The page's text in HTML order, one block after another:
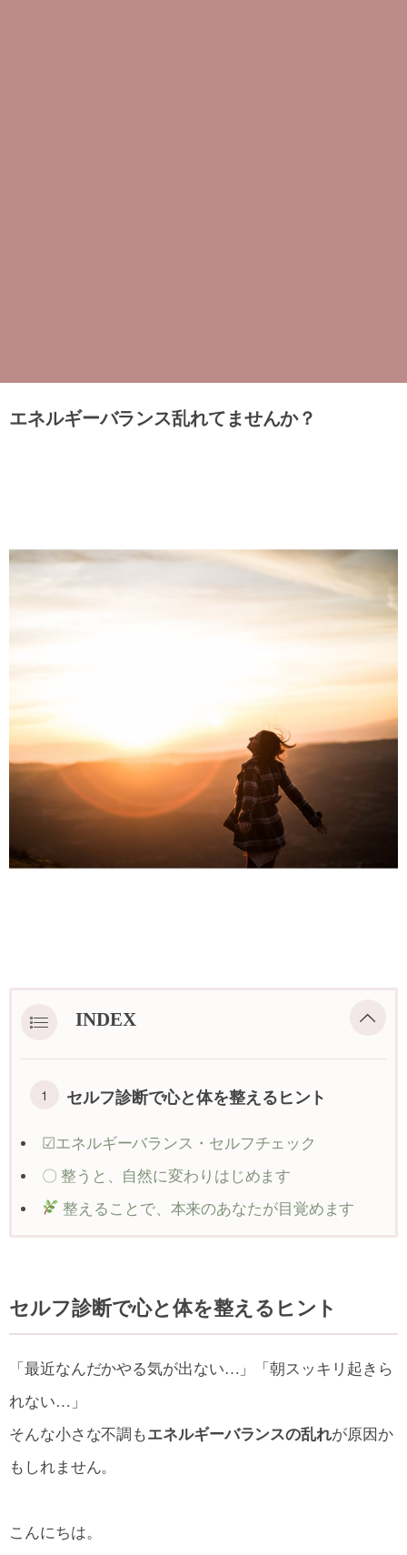
エネルギーバランス乱れてませんか？
INDEX
セルフ診断で心と体を整えるヒント
☑エネルギーバランス・セルフチェック
〇 整うと、自然に変わりはじめます
整えることで、本来のあなたが目覚めます
セルフ診断で心と体を整えるヒント
「最近なんだかやる気が出ない…」「朝スッキリ起きら
れない…」
そんな小さな不調もエネルギーバランスの乱れが原因か
もしれません。
こんにちは。